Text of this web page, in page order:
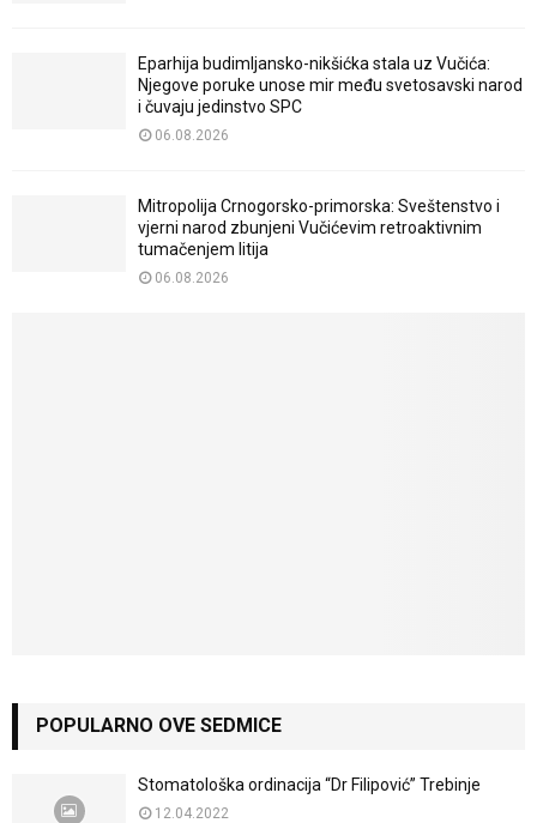
Eparhija budimljansko-nikšićka stala uz Vučića:
Njegove poruke unose mir među svetosavski narod
i čuvaju jedinstvo SPC
06.08.2026
Mitropolija Crnogorsko-primorska: Sveštenstvo i
vjerni narod zbunjeni Vučićevim retroaktivnim
tumačenjem litija
06.08.2026
POPULARNO OVE SEDMICE
Stomatološka ordinacija “Dr Filipović” Trebinje
12.04.2022